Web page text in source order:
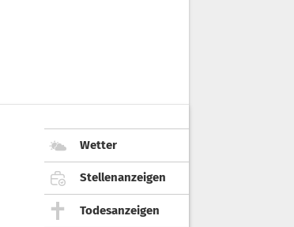
Wetter
Stellenanzeigen
Todesanzeigen